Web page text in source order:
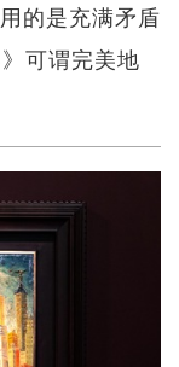
的是充满矛盾
可谓完美地